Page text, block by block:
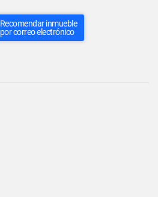
Recomendar inmueble
por correo electrónico